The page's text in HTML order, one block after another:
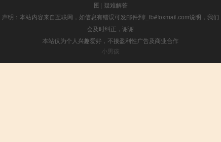
图 | 疑难解答
声明：本站内容来自互联网，如信息有错误可发邮件到f_fb#foxmail.com说明，我们
会及时纠正，谢谢
本站仅为个人兴趣爱好，不接盈利性广告及商业合作
小男孩